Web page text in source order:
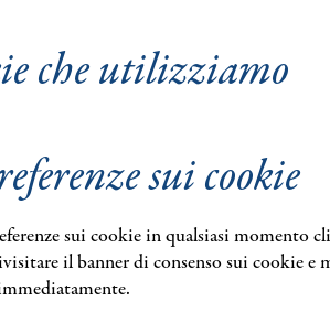
che utilizziamo
sui cookie
sui cookie in qualsiasi momento
il banner di consenso sui cookie e